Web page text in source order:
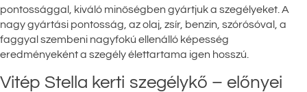
pontossággal, kiváló minőségben gyártjuk a szegélyeket. A
nagy gyártási pontosság, az olaj, zsír, benzin, szórósóval, a
faggyal szembeni nagyfokú ellenálló képesség
eredményeként a szegély élettartama igen hosszú.
Vitép Stella kerti szegélykő – előnyei